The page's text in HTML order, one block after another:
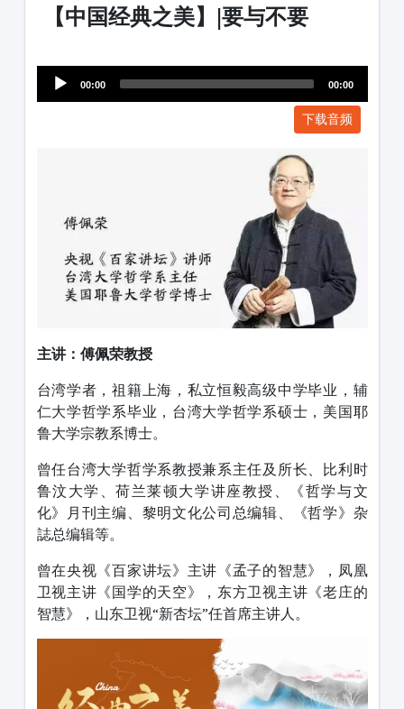
【中国经典之美】|要与不要
Player
00:00 00:00
下载音频
主讲：傅佩荣教授
台湾学者，祖籍上海，私立恒毅高级中学毕业，辅
仁大学哲学系毕业，台湾大学哲学系硕士，美国耶
鲁大学宗教系博士。
曾任台湾大学哲学系教授兼系主任及所长、比利时
鲁汶大学、荷兰莱顿大学讲座教授、《哲学与文
化》月刊主编、黎明文化公司总编辑、《哲学》杂
誌总编辑等。
曾在央视《百家讲坛》主讲《孟子的智慧》，凤凰
卫视主讲《国学的天空》，东方卫视主讲《老庄的
智慧》，山东卫视“新杏坛”任首席主讲人。